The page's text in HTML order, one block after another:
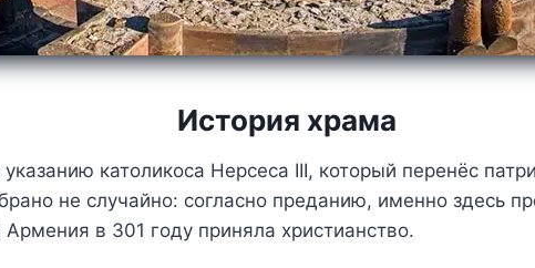
История храма
католикоса Нерсеса III, который перенёс
не случайно: согласно преданию, именно здесь
в 301 году приняла христианство.